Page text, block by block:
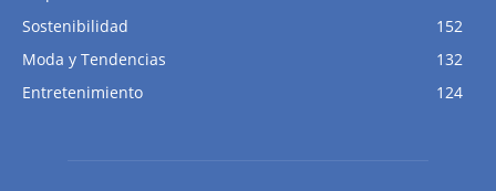
Sostenibilidad
152
Moda y Tendencias
132
Entretenimiento
124